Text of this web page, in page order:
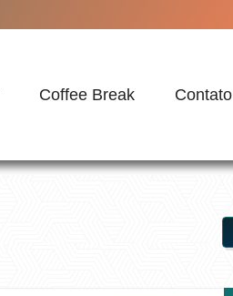
Coffee Break Contato